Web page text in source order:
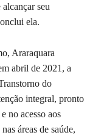
seu
ela.
Araraquara
abril de 2021, a
do
integral, pronto
no acesso aos
áreas de saúde,